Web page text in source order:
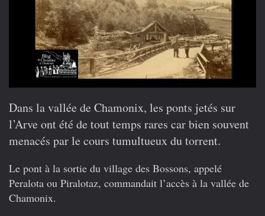
Dans la vallée de Chamonix, les ponts jetés sur
l’Arve ont été de tout temps rares car bien souvent
menacés par le cours tumultueux du torrent.
Le pont à la sortie du village des Bossons, appelé
Peralota ou Piralotaz, commandait l’accès à la vallée de
Chamonix.